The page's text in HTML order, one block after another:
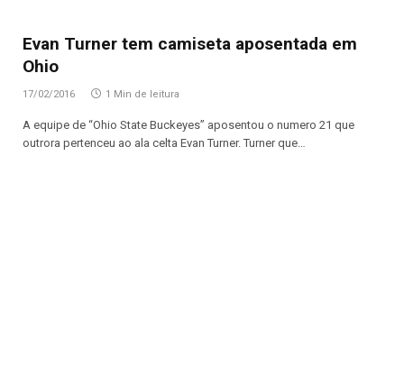
Evan Turner tem camiseta aposentada em
Ohio
17/02/2016 1 Min de leitura
A equipe de “Ohio State Buckeyes” aposentou o numero 21 que
outrora pertenceu ao ala celta Evan Turner. Turner que…